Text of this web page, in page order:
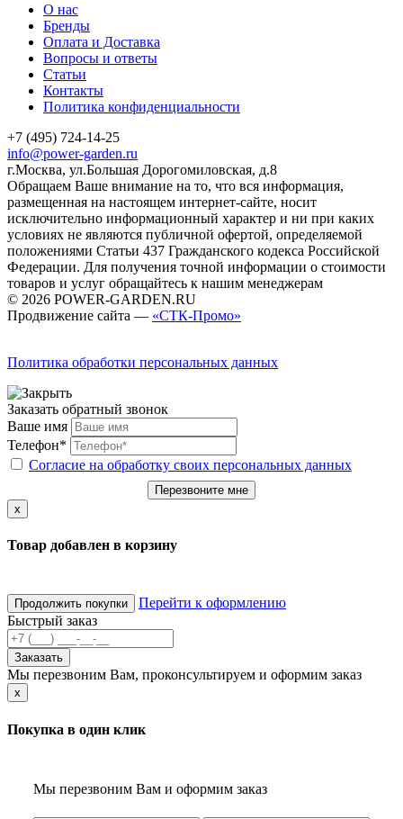
О нас
Бренды
Оплата и Доставка
Вопросы и ответы
Статьи
Контакты
Политика конфиденциальности
+7 (495) 724-14-25
info@power-garden.ru
г.Москва, ул.Большая Дорогомиловская, д.8
Обращаем Ваше внимание на то, что вся информация,
размещенная на настоящем интернет-сайте, носит
исключительно информационный характер и ни при каких
условиях не являются публичной офертой, определяемой
положениями Статьи 437 Гражданского кодекса Российской
Федерации. Для получения точной информации о стоимости
товаров и услуг обращайтесь к нашим менеджерам
© 2026 POWER-GARDEN.RU
Продвижение сайта — «СТК-Промо»
Политика обработки персональных данных
Заказать обратный звонок
Ваше имя
Телефон*
Согласие на обработку своих персональных данных
Перезвоните мне
x
Товар добавлен в корзину
Продолжить покупки
Перейти к оформлению
Быстрый заказ
Заказать
Мы перезвоним Вам, проконсультируем и оформим заказ
x
Покупка в один клик
Мы перезвоним Вам и оформим заказ